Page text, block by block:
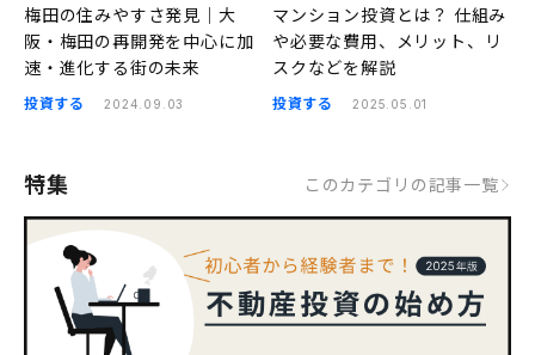
梅田の住みやすさ発見｜大
阪・梅田の再開発を中心に加
速・進化する街の未来
投資する 2024.09.03
マンション投資とは？ 仕組み
や必要な費用、メリット、リ
スクなどを解説
投資する 2025.05.01
特集 このカテゴリの記事一覧